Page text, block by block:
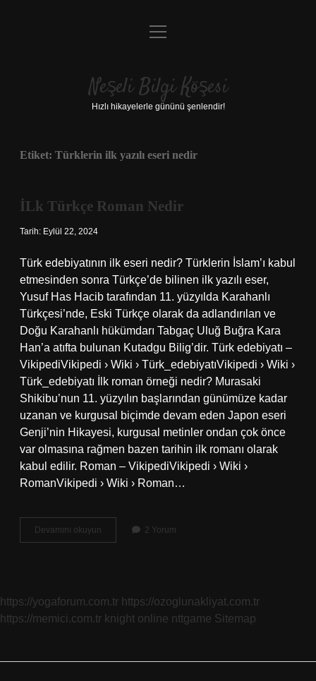
Anasayfa
Yasal Uyarı
menüyü
Neşeli Bilgi Köşesi
Hızlı hikayelerle gününü şenlendir!
Etiket: Türklerin ilk yazılı eseri nedir
İLk Türkçe Roman Nedir
Tarih: Eylül 22, 2024
Türk edebiyatının ilk eseri nedir? Türklerin İslam’ı kabul
etmesinden sonra Türkçe’de bilinen ilk yazılı eser,
Yusuf Has Hacib tarafından 11. yüzyılda Karahanlı
Türkçesi’nde, Eski Türkçe olarak da adlandırılan ve
Doğu Karahanlı hükümdarı Tabgaç Uluğ Buğra Kara
Han’a atıfta bulunan Kutadgu Bilig’dir. Türk edebiyatı –
VikipediVikipedi › Wiki › Türk_edebiyatıVikipedi › Wiki ›
Türk_edebiyatı İlk roman örneği nedir? Murasaki
Shikibu’nun 11. yüzyılın başlarından günümüze kadar
uzanan ve kurgusal biçimde devam eden Japon eseri
Genji’nin Hikayesi, kurgusal metinler ondan çok önce
var olmasına rağmen bazen tarihin ilk romanı olarak
kabul edilir. Roman – VikipediVikipedi › Wiki ›
RomanVikipedi › Wiki › Roman…
Devamını okuyun
Türkçe
2 Yorum
https://yogaforum.com.tr https://ozoglunakliyat.com.tr
https://memici.com.tr knight online nttgame Sitemap